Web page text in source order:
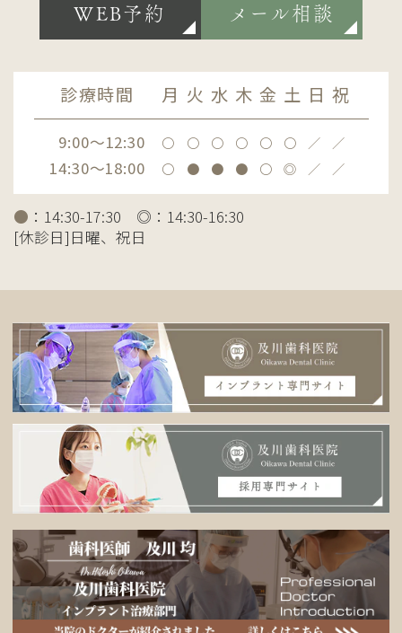
WEB予約 メール相談
診療時間 月 火 水 木 金 土 日 祝
9:00～12:30 〇 〇 〇 〇 〇 〇 ／ ／
14:30～18:00 〇 ● ● ● 〇 ◎ ／ ／
● ：14:30-17:30 ◎：14:30-16:30
[休診日]日曜、祝日